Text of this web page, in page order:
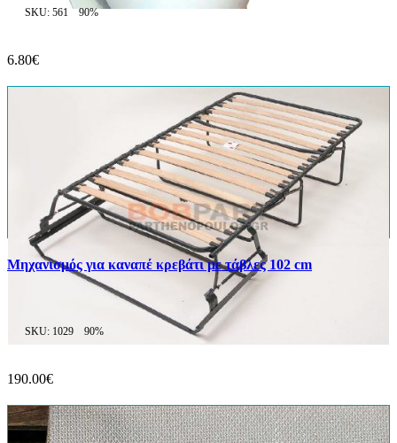
SKU: 561 90%
6.80€
Μηχανισμός για καναπέ κρεβάτι με τάβλες 102 cm
SKU: 1029 90%
190.00€